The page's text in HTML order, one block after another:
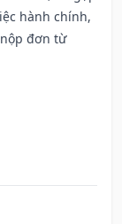
hành chính,
đơn từ